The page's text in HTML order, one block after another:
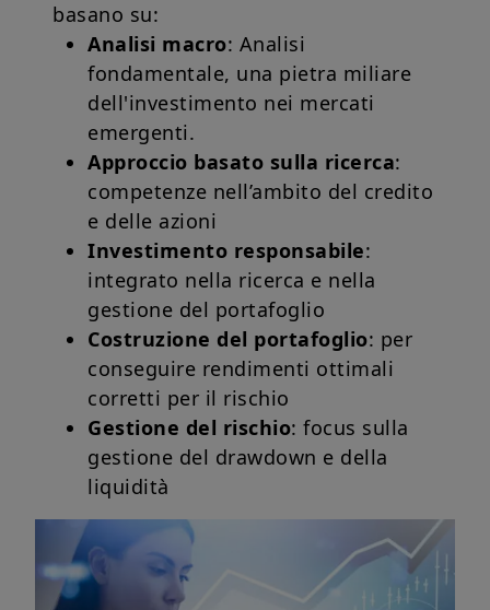
basano su:
Analisi macro: Analisi
fondamentale, una pietra miliare
dell'investimento nei mercati
emergenti.
Approccio basato sulla ricerca:
competenze nell’ambito del credito
e delle azioni
Investimento responsabile:
integrato nella ricerca e nella
gestione del portafoglio
Costruzione del portafoglio: per
conseguire rendimenti ottimali
corretti per il rischio
Gestione del rischio: focus sulla
gestione del drawdown e della
liquidità